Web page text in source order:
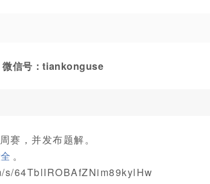
微信号：tiankonguse
，并发布题解。
。
s/64TblIROBAfZNim89kylHw